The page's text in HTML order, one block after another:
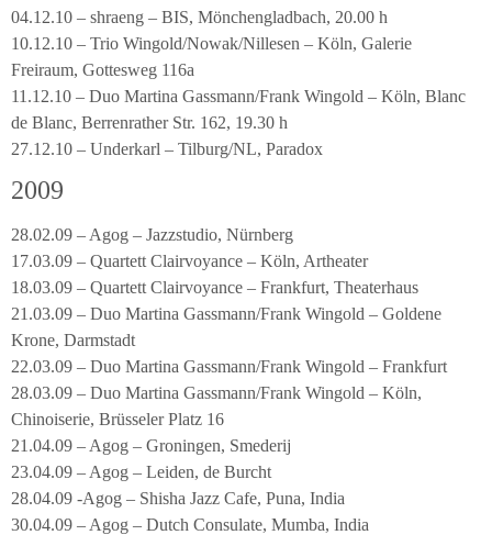
04.12.10 – shraeng – BIS, Mönchengladbach, 20.00 h
10.12.10 – Trio Wingold/Nowak/Nillesen – Köln, Galerie
Freiraum, Gottesweg 116a
11.12.10 – Duo Martina Gassmann/Frank Wingold – Köln, Blanc
de Blanc, Berrenrather Str. 162, 19.30 h
27.12.10 – Underkarl – Tilburg/NL, Paradox
2009
28.02.09 – Agog – Jazzstudio, Nürnberg
17.03.09 – Quartett Clairvoyance – Köln, Artheater
18.03.09 – Quartett Clairvoyance – Frankfurt, Theaterhaus
21.03.09 – Duo Martina Gassmann/Frank Wingold – Goldene
Krone, Darmstadt
22.03.09 – Duo Martina Gassmann/Frank Wingold – Frankfurt
28.03.09 – Duo Martina Gassmann/Frank Wingold – Köln,
Chinoiserie, Brüsseler Platz 16
21.04.09 – Agog – Groningen, Smederij
23.04.09 – Agog – Leiden, de Burcht
28.04.09 -Agog – Shisha Jazz Cafe, Puna, India
30.04.09 – Agog – Dutch Consulate, Mumba, India